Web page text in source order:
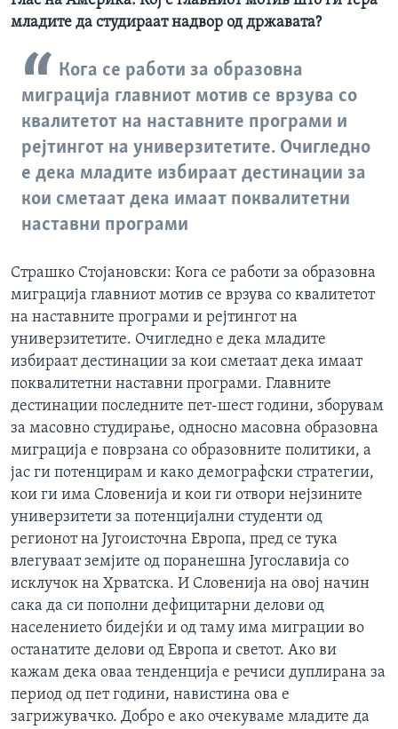
младите да студираат надвор од државата?
Кога се работи за образовна
миграција главниот мотив се врзува со
квалитетот на наставните програми и
рејтингот на универзитетите. Очигледно
е дека младите избираат дестинации за
кои сметаат дека имаат поквалитетни
наставни програми
Страшко Стојановски: Кога се работи за образовна
миграција главниот мотив се врзува со квалитетот
на наставните програми и рејтингот на
универзитетите. Очигледно е дека младите
избираат дестинации за кои сметаат дека имаат
поквалитетни наставни програми. Главните
дестинации последните пет-шест години, зборувам
за масовно студирање, односно масовна образовна
миграција е поврзана со образовните политики, а
јас ги потенцирам и како демографски стратегии,
кои ги има Словенија и кои ги отвори нејзините
универзитети за потенцијални студенти од
регионот на Југоисточна Европа, пред се тука
влегуваат земјите од поранешна Југославија со
исклучок на Хрватска. И Словенија на овој начин
сака да си пополни дефицитарни делови од
населението бидејќи и од таму има миграции во
останатите делови од Европа и светот. Ако ви
кажам дека оваа тенденција е речиси дуплирана за
период од пет години, навистина ова е
загрижувачко. Добро е ако очекуваме младите да